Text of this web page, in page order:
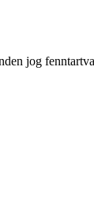
jog fenntartva